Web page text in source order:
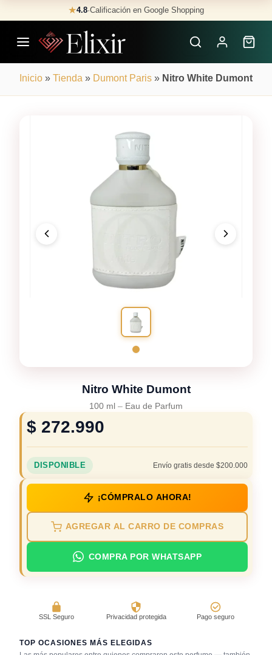
to
content
★4.8·Calificación en Google Shopping
Inicio » Tienda » Dumont Paris » Nitro White Dumont
Nitro White Dumont
100 ml – Eau de Parfum
$ 272.990
DISPONIBLE Envío gratis desde $200.000
¡CÓMPRALO AHORA!
AGREGAR AL CARRO DE COMPRAS
COMPRA POR WHATSAPP
SSL Seguro Privacidad protegida Pago seguro
TOP OCASIONES MÁS ELEGIDAS